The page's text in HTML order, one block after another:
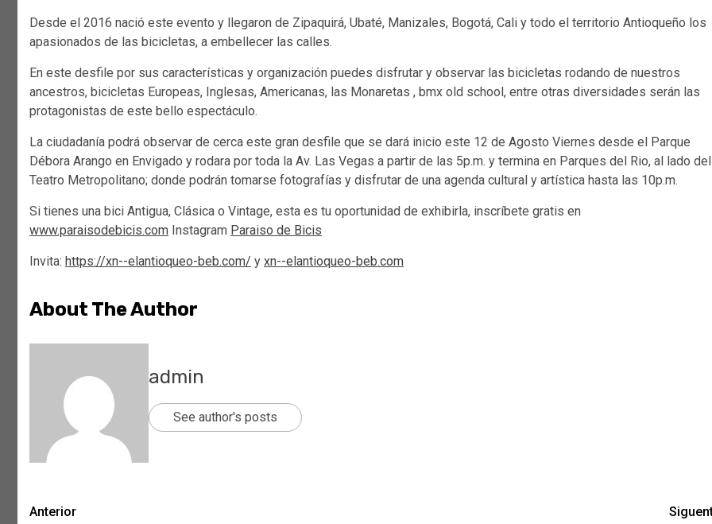
Desde el 2016 nació este evento y llegaron de Zipaquirá, Ubaté, Manizales, Bogotá, Cali y todo el territorio Antioqueño los
apasionados de las bicicletas, a embellecer las calles.
En este desfile por sus características y organización puedes disfrutar y observar las bicicletas rodando de nuestros
ancestros, bicicletas Europeas, Inglesas, Americanas, las Monaretas , bmx old school, entre otras diversidades serán las
protagonistas de este bello espectáculo.
La ciudadanía podrá observar de cerca este gran desfile que se dará inicio este 12 de Agosto Viernes desde el Parque
Débora Arango en Envigado y rodara por toda la Av. Las Vegas a partir de las 5p.m. y termina en Parques del Rio, al lado del
Teatro Metropolitano; donde podrán tomarse fotografías y disfrutar de una agenda cultural y artística hasta las 10p.m.
Si tienes una bici Antigua, Clásica o Vintage, esta es tu oportunidad de exhibirla, inscríbete gratis en
www.paraisodebicis.com Instagram Paraiso de Bicis
Invita: https://xn--elantioqueo-beb.com/ y xn--elantioqueo-beb.com
About The Author
admin
See author's posts
Post
Anterior